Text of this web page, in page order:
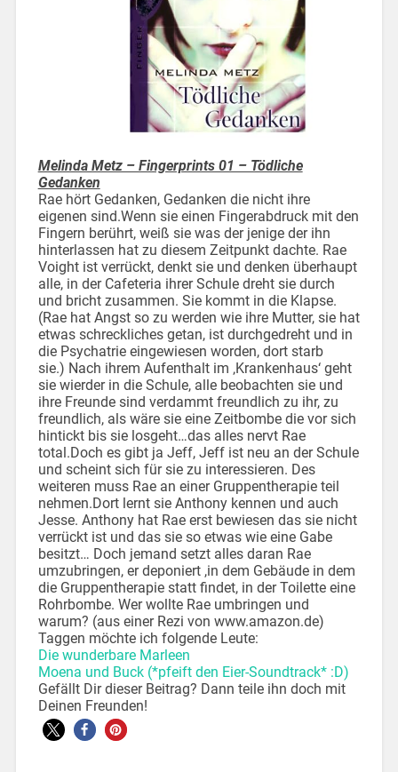
Melinda Metz – Fingerprints 01 – Tödliche
Gedanken
Rae hört Gedanken, Gedanken die nicht ihre
eigenen sind.Wenn sie einen Fingerabdruck mit den
Fingern berührt, weiß sie was der jenige der ihn
hinterlassen hat zu diesem Zeitpunkt dachte. Rae
Voight ist verrückt, denkt sie und denken überhaupt
alle, in der Cafeteria ihrer Schule dreht sie durch
und bricht zusammen. Sie kommt in die Klapse.
(Rae hat Angst so zu werden wie ihre Mutter, sie hat
etwas schreckliches getan, ist durchgedreht und in
die Psychatrie eingewiesen worden, dort starb
sie.) Nach ihrem Aufenthalt im ‚Krankenhaus‘ geht
sie wierder in die Schule, alle beobachten sie und
ihre Freunde sind verdammt freundlich zu ihr, zu
freundlich, als wäre sie eine Zeitbombe die vor sich
hintickt bis sie losgeht…das alles nervt Rae
total.Doch es gibt ja Jeff, Jeff ist neu an der Schule
und scheint sich für sie zu interessieren. Des
weiteren muss Rae an einer Gruppentherapie teil
nehmen.Dort lernt sie Anthony kennen und auch
Jesse. Anthony hat Rae erst bewiesen das sie nicht
verrückt ist und das sie so etwas wie eine Gabe
besitzt… Doch jemand setzt alles daran Rae
umzubringen, er deponiert ,in dem Gebäude in dem
die Gruppentherapie statt findet, in der Toilette eine
Rohrbombe. Wer wollte Rae umbringen und
warum? (aus einer Rezi von www.amazon.de)
Taggen möchte ich folgende Leute:
Die wunderbare Marleen
Moena und Buck (*pfeift den Eier-Soundtrack* :D)
Gefällt Dir dieser Beitrag? Dann teile ihn doch mit
Deinen Freunden!